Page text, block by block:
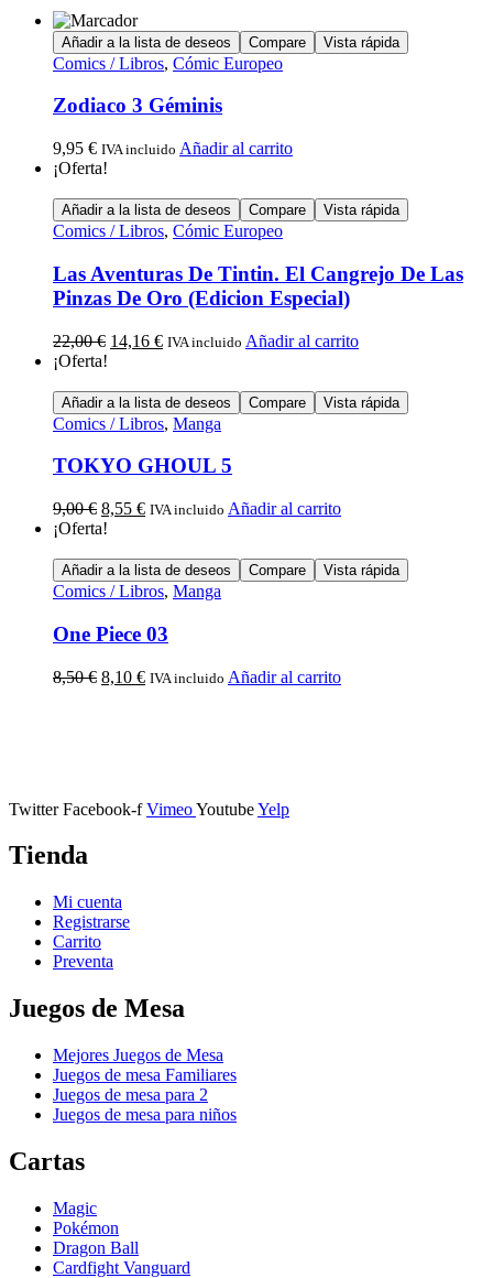
Añadir a la lista de deseos Compare Vista rápida
Comics / Libros, Cómic Europeo
Zodiaco 3 Géminis
9,95 € IVA incluido Añadir al carrito
¡Oferta!
Añadir a la lista de deseos Compare Vista rápida
Comics / Libros, Cómic Europeo
Las Aventuras De Tintin. El Cangrejo De Las
Pinzas De Oro (Edicion Especial)
22,00€ 14,16 € IVA incluido Añadir al carrito
¡Oferta!
Añadir a la lista de deseos Compare Vista rápida
Comics / Libros, Manga
TOKYO GHOUL 5
9,00€ 8,55 € IVA incluido Añadir al carrito
¡Oferta!
Añadir a la lista de deseos Compare Vista rápida
Comics / Libros, Manga
One Piece 03
8,50€ 8,10 € IVA incluido Añadir al carrito
Twitter Facebook-f VimeoYoutubeYelp
Tienda
Mi cuenta
Registrarse
Carrito
Preventa
Juegos de Mesa
Mejores Juegos de Mesa
Juegos de mesa Familiares
Juegos de mesa para 2
Juegos de mesa para niños
Cartas
Magic
Pokémon
Dragon Ball
Cardfight Vanguard